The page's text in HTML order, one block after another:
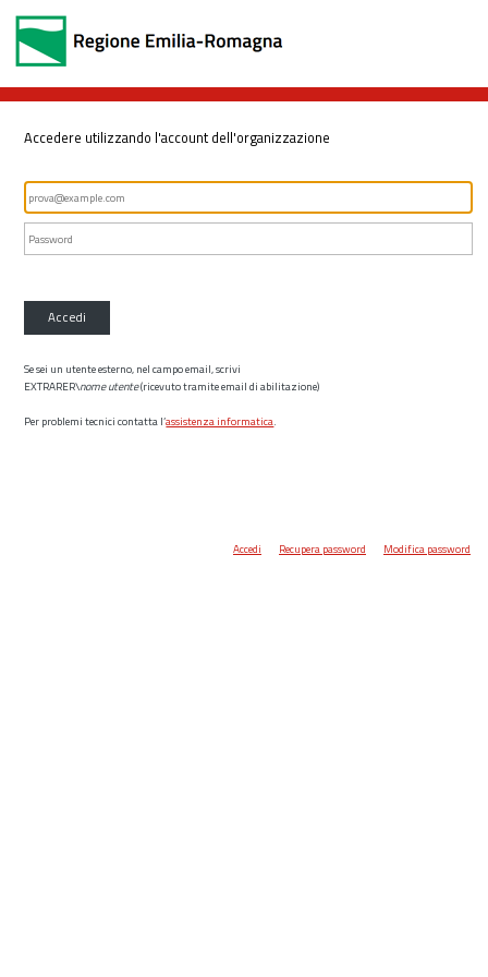
Accedere utilizzando l'account dell'organizzazione
Accedi
Se sei un utente esterno, nel campo email, scrivi
EXTRARER\nome utente(ricevuto tramite email di abilitazione)
Per problemi tecnici contatta l’assistenza informatica.
Accedi Recupera password Modifica password